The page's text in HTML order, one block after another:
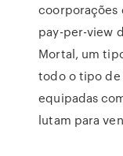
coorporações
pay-per-view
Mortal, um
todo o tipo de
equipadas
lutam para